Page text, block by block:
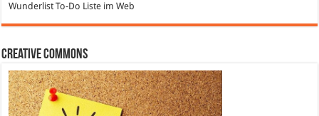
WunderlistTo-Do Liste im Web
Creative Commons